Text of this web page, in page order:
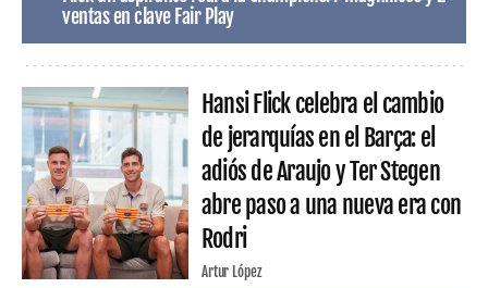
ventas en clave Fair Play
Hansi Flick celebra el cambio
de jerarquías en el Barça: el
adiós de Araujo y Ter Stegen
abre paso a una nueva era con
Rodri
Artur López